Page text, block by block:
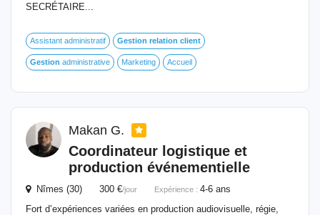
SECRÉTAIRE...
Assistant administratif Gestion relation client
Gestion administrative Marketing Accueil
Makan G.
Coordinateur logistique et
production événementielle
Nîmes (30) 300 €/jour Expérience : 4-6 ans
Fort d’expériences variées en production audiovisuelle, régie,